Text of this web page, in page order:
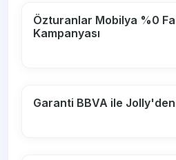
Özturanlar Mobilya %0
Kampanyası
Garanti BBVA ile Jolly'den